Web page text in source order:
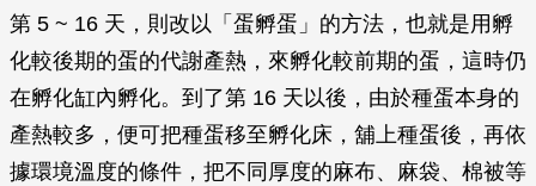
第 5 ~ 16 天，則改以「蛋孵蛋」的方法，也就是用孵
化較後期的蛋的代謝產熱，來孵化較前期的蛋，這時仍
在孵化缸內孵化。到了第 16 天以後，由於種蛋本身的
產熱較多，便可把種蛋移至孵化床，舖上種蛋後，再依
據環境溫度的條件，把不同厚度的麻布、麻袋、棉被等